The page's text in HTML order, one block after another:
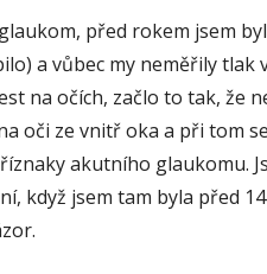
před rokem jsem
a vůbec my neměřily tlak
na očích, začlo to tak, že
oči ze vnitř oka a při tom
akutního glaukomu.
když jsem tam byla před